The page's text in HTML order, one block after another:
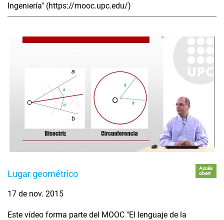
Ingeniería" (https://mooc.upc.edu/)
Lugar geométrico
Accés
obert
17 de nov. 2015
Este vídeo forma parte del MOOC "El lenguaje de la